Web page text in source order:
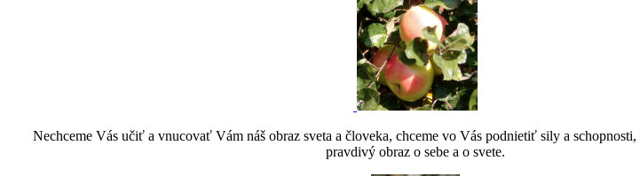
Nechceme Vás učiť a vnucovať Vám náš obraz sveta a človeka, chceme vo Vás podnietiť sily a
pravdivý obraz o sebe a o svete.